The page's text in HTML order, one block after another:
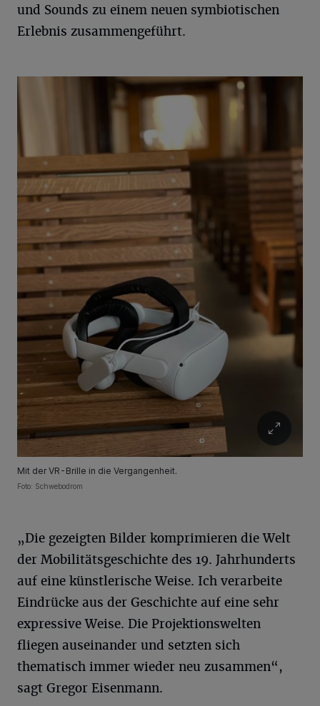
und Sounds zu einem neuen symbiotischen
Erlebnis zusammengeführt.
Mit der VR-Brille in die Vergangenheit.
Foto: Schwebodrom
„Die gezeigten Bilder komprimieren die Welt
der Mobilitätsgeschichte des 19. Jahrhunderts
auf eine künstlerische Weise. Ich verarbeite
Eindrücke aus der Geschichte auf eine sehr
expressive Weise. Die Projektionswelten
fliegen auseinander und setzten sich
thematisch immer wieder neu zusammen“,
sagt Gregor Eisenmann.